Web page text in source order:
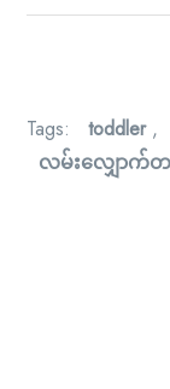
Tags: toddler,
လမ်းလျှောက်